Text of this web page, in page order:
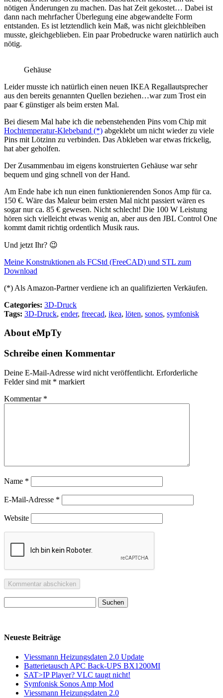
nötigen Änderungen zu machen. Das hat Zeit gekostet… Dabei ist
dann nach mehrfacher Überlegung eine abgewandelte Form
entstanden. Es ist letztendlich kein Maß, was nicht gleichbleiben
musste, gleichgeblieben. Ein paar Probedrucke waren natürlich auch
nötig.
Gehäuse
Leider musste ich natürlich einen neuen IKEA Regallautsprecher
aus den bereits genannten Quellen beziehen…war zum Trost ein
paar € günstiger als beim ersten Mal.
Bei diesem Mal habe ich die nebenstehenden Pins vom Chip mit
Hochtemperatur-Klebeband (*) abgeklebt um nicht wieder zu viele
Pins mit Lötzinn zu verbinden. Das Abkleben war etwas frickelig,
hat aber geholfen.
Der Zusammenbau im eigens konstruierten Gehäuse war sehr
bequem und ging schnell von der Hand.
Am Ende habe ich nun einen funktionierenden Sonos Amp für ca.
150 €. Wäre das Maleur beim ersten Mal nicht passiert wären es
sogar nur ca. 85 € gewesen. Nicht schlecht! Die 100 W Leistung
hören sich vielleicht etwas wenig an, aber aus den JBL Control One
kommt damit richtig ordentlich Musik raus.
Und jetzt Ihr? 😉
Meine Konstruktionen als FCStd (FreeCAD) und STL zum
Download
(*) Als Amazon-Partner verdiene ich an qualifizierten Verkäufen.
Categories: 3D-Druck
Tags: 3D-Druck, ender, freecad, ikea, löten, sonos, symfonisk
AbouteMpTy
Schreibe einen Kommentar
Deine E-Mail-Adresse wird nicht veröffentlicht. Erforderliche
Felder sind mit * markiert
Kommentar *
Name *
E-Mail-Adresse *
Website
nach:
Neueste Beiträge
Viessmann Heizungsdaten 2.0 Update
Batterietausch APC Back-UPS BX1200MI
SAT>IP Player? VLC taugt nicht!
Symfonisk Sonos Amp Mod
Viessmann Heizungsdaten 2.0